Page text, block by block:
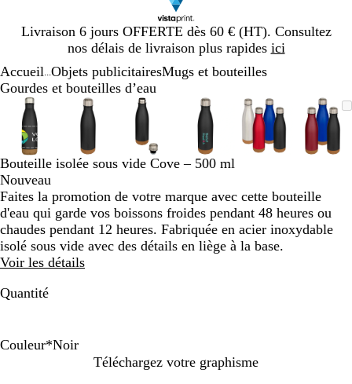
Livraison 6 jours OFFERTE dès 60 € (HT). Consultez
nos délais de livraison plus rapides ici
Diapositive
1
Accueil Objets publicitairesMugs et bouteilles
Gourdes et bouteilles d’eau
Image
zoomable
Zoom
au
minimum
Cliquez
pour
développer
Utilisez
les
touches
plus
et
moins
pour
zoomer
et
les
touches
fléchées
pour
Image
zoomable
Zoom
au
minimum
Cliquez
pour
développer
Utilisez
les
touches
plus
et
pour
zoomer
et
les
Image
zoomable
Zoom
au
minimum
Cliquez
pour
développer
Utilisez
les
touches
plus
et
pour
zoomer
et
les
Image
zoomable
Zoom
au
minimum
Cliquez
pour
développer
Utilisez
les
touches
plus
et
pour
zoomer
et
les
Image
zoomable
Zoom
au
minimum
Cliquez
pour
développer
Utilisez
les
touches
plus
pour
zoomer
et
les
au
pour
les
plus
et
Diapositive
Bouteille isolée sous vide Cove – 500 ml
Nouveau
Faites la promotion de votre marque avec cette bouteille
d'eau qui garde vos boissons froides pendant 48 heures ou
chaudes pendant 12 heures. Fabriquée en acier inoxydable
isolé sous vide avec des détails en liège à la base.
Voir les détails
Quantité
Couleur*Noir
Téléchargez votre graphisme